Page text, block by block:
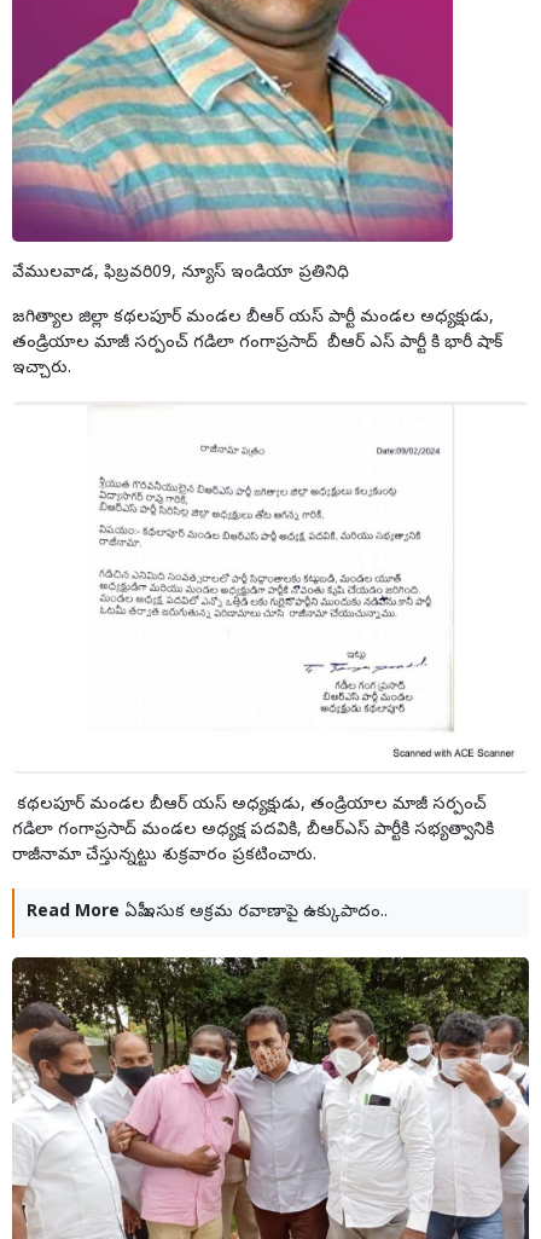
వేములవాడ, ఫిబ్రవరి09, న్యూస్ ఇండియా ప్రతినిధి
జగిత్యాల జిల్లా కథలపూర్ మండల బీఆర్ యస్ పార్టీ మండల అధ్యక్షుడు,
తండ్రియాల మాజీ సర్పంచ్ గడిలా గంగాప్రసాద్ బీఆర్ ఎస్ పార్టీ కి భారీ షాక్
ఇచ్చారు.
కథలపూర్ మండల బీఆర్ యస్ అధ్యక్షుడు, తండ్రియాల మాజీ సర్పంచ్
గడిలా గంగాప్రసాద్ మండల అధ్యక్ష పదవికి, బీఆర్ఎస్ పార్టీకి సభ్యత్వానికి
రాజీనామా చేస్తున్నట్టు శుక్రవారం ప్రకటించారు.
Read More ఏపీ ఇసుక అక్రమ రవాణాపై ఉక్కుపాదం..